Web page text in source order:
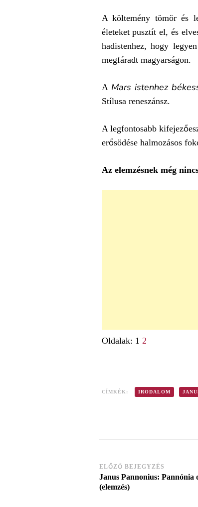
A költemény tömör és
életeket pusztít el, és
hadistenhez, hogy
megfáradt magyarságon.
A Mars istenhez
Stílusa reneszánsz.
A legfontosabb
erősödése halmozásos
Az elemzésnek még
Oldalak: 1 2
CÍMKÉK: IRODALOM
Post
Navigation
ELŐZŐ BEJEGYZÉS
Janus Pannonius: Pannónia
(elemzés)